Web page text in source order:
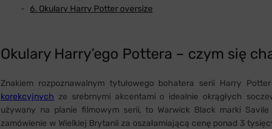
6. Okulary Harry Potter oversize
Okulary Harry’ego Pottera – czym się
Znakiem rozpoznawalnym tytułowego bohatera serii Harry
korekcyjnych ze srebrnymi akcentami o idealnie okrągłych
używany na planie filmowym serii, to Warwick Black marki
zamówienie w Wielkiej Brytanii za oszałamiającą cenę ponad 3